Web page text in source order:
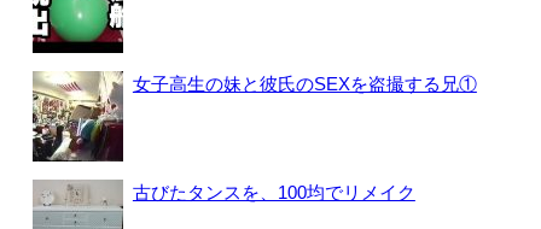
女子高生の妹と彼氏のSEXを盗撮する兄①
古びたタンスを、100均でリメイク